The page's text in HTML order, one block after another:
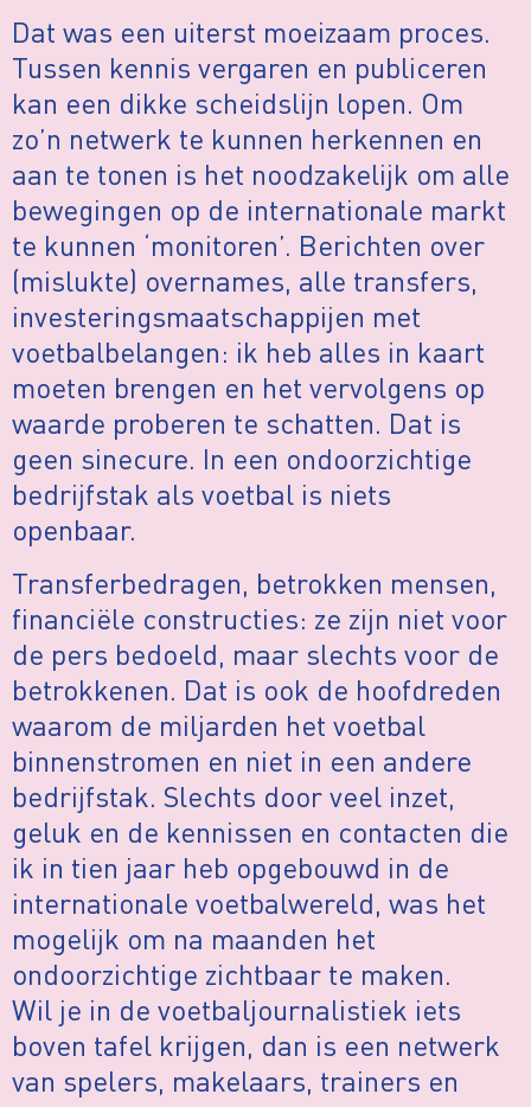
Dat was een uiterst moeizaam proces.
Tussen kennis vergaren en publiceren
kan een dikke scheidslijn lopen. Om
zo’n netwerk te kunnen herkennen en
aan te tonen is het noodzakelijk om alle
bewegingen op de internationale markt
te kunnen ‘monitoren’. Berichten over
(mislukte) overnames, alle transfers,
investeringsmaatschappijen met
voetbalbelangen: ik heb alles in kaart
moeten brengen en het vervolgens op
waarde proberen te schatten. Dat is
geen sinecure. In een ondoorzichtige
bedrijfstak als voetbal is niets
openbaar.
Transferbedragen, betrokken mensen,
financiële constructies: ze zijn niet voor
de pers bedoeld, maar slechts voor de
betrokkenen. Dat is ook de hoofdreden
waarom de miljarden het voetbal
binnenstromen en niet in een andere
bedrijfstak. Slechts door veel inzet,
geluk en de kennissen en contacten die
ik in tien jaar heb opgebouwd in de
internationale voetbalwereld, was het
mogelijk om na maanden het
ondoorzichtige zichtbaar te maken.
Wil je in de voetbaljournalistiek iets
boven tafel krijgen, dan is een netwerk
van spelers, makelaars, trainers en